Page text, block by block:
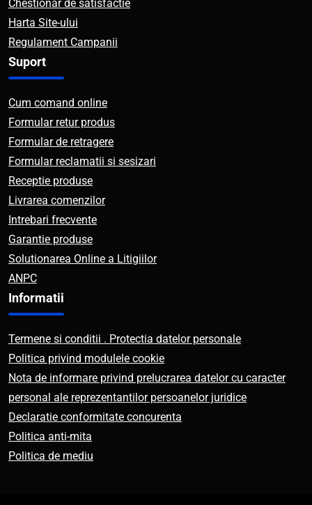
Chestionar de satisfactie
Harta Site-ului
Regulament Campanii
Suport
Cum comand online
Formular retur produs
Formular de retragere
Formular reclamatii si sesizari
Receptie produse
Livrarea comenzilor
Intrebari frecvente
Garantie produse
Solutionarea Online a Litigiilor
ANPC
Informatii
Termene si conditii . Protectia datelor personale
Politica privind modulele cookie
Nota de informare privind prelucrarea datelor cu caracter
personal ale reprezentantilor persoanelor juridice
Declaratie conformitate concurenta
Politica anti-mita
Politica de mediu